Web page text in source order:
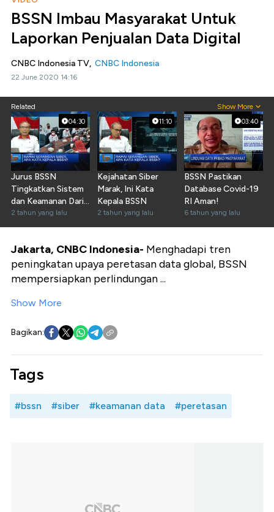
BSSN Imbau Masyarakat Untuk
Laporkan Penjualan Data Digital
CNBC Indonesia TV, CNBC Indonesia
22 June 2020 14:16
Related Show More
04:30
Jurus BSSN
Tingkatkan Sistem
dan Keamanan Dari
Serangan Siber
2 tahun yang lalu
11:10
Kejahatan Siber
Marak, Ini Kata
Kepala BSSN
2 tahun yang lalu
03:40
BSSN Pastikan
Database Covid-19
RI Aman!
6 tahun yang lalu
Jakarta, CNBC Indonesia- Menghadapi tren
peningkatan upaya peretasan data global, BSSN
mempersiapkan perlindungan ...
Show More
Bagikan:
Tags
#bssn #siber #keamanan data #peretasan